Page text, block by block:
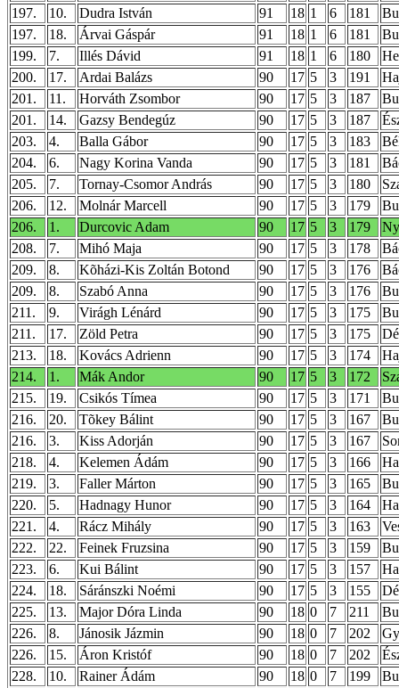
197.
10. Dudra István 91 18 1 6 181
197.
18. Árvai Gáspár 91 18 1 6 181
199.
7. Illés Dávid 91 18 1 6 180
200.
17. Ardai Balázs 90 17 5 3 191
201.
11. Horváth Zsombor 90 17 5 3 187
201.
14. Gazsy Bendegúz 90 17 5 3 187
203.
4. Balla Gábor 90 17 5 3 183
204.
6. Nagy Korina Vanda 90 17 5 3 181
205.
7. Tornay-Csomor András 90 17 5 3 180
206.
12. Molnár Marcell 90 17 5 3 179
206.
1. Durcovic Adam 90 17 5 3 179
208.
7. Mihó Maja 90 17 5 3 178
209.
8. Kõházi-Kis Zoltán Botond 90 17 5 3 176
209.
8. Szabó Anna 90 17 5 3 176
211.
9. Virágh Lénárd 90 17 5 3 175
211.
17. Zöld Petra 90 17 5 3 175
213.
18. Kovács Adrienn 90 17 5 3 174
214.
1. Mák Andor 90 17 5 3 172
215.
19. Csikós Tímea 90 17 5 3 171
216.
20. Tõkey Bálint 90 17 5 3 167
216.
3. Kiss Adorján 90 17 5 3 167
218.
4. Kelemen Ádám 90 17 5 3 166
219.
3. Faller Márton 90 17 5 3 165
220.
5. Hadnagy Hunor 90 17 5 3 164
221.
4. Rácz Mihály 90 17 5 3 163
222.
22. Feinek Fruzsina 90 17 5 3 159
223.
6. Kui Bálint 90 17 5 3 157
224.
18. Sáránszki Noémi 90 17 5 3 155
225.
13. Major Dóra Linda 90 18 0 7 211
226.
8. Jánosik Jázmin 90 18 0 7 202
226.
15. Áron Kristóf 90 18 0 7 202
228.
10. Rainer Ádám 90 18 0 7 199